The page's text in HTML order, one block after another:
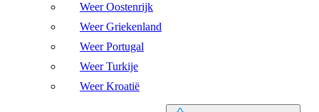
Weer Oostenrijk
Weer Griekenland
Weer Portugal
Weer Turkije
Weer Kroatië